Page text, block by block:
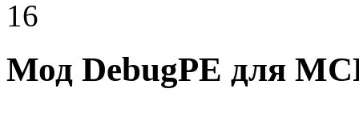
16
Мод DebugPE для